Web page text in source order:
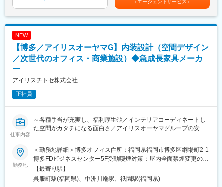
自宅から離れた場所で勤務する社員に最大限の支援を用意してい
・育児・介護等のご事情により、転勤免除制度が適用できます。
（例：お子様が中学生に上がる迄、2人目以降も適用可）
・お客様との打ち合わせ、ヒアリング（営業との同行）、デザイ
オフィス／教育施設／福祉施設等
こと
・新しい働き方を実現するための商品起案を行えること
■アイリスチトセについて：
コロナ禍により働く環境・学ぶ環境が大きく変わり、働くニーズ
を中心に、学校や公共施設の空間デザインを行っております。ス
ピード感をもって新しいことにチャレンジする。そんな社風の会
社です。変化し成長し続けることにやりがいをもって取り組める
仲間を募集しています。
た表記です。
（エージェントサービス）
NEW
【博多／アイリスオーヤマG】内装設計（空間デザイン
／次世代のオフィス・商業施設）◆急成長家具メーカ
ー
アイリスチトセ株式会社
正社員
仕事内容
～各種手当が充実し、福利厚生◎／インテリアコーディネートし
た空間がカタチになる面白さ／アイリスオーヤマグループの安定
■業務概要：
オフィス・学校・福祉施設・公共施設向け家具の総合メーカーに
おいて、空間デザイン（内装工事含む）をご担当いただきます。
勤務地
＜勤務地詳細＞博多オフィス住所：福岡県福岡市博多区綱場町2‐1
博多FDビジネスセンター5F受動喫煙対策：屋内全面禁煙変更の範
囲：会社の定める事業所
【最寄り駅】
呉服町駅(福岡県)、中洲川端駅、祇園駅(福岡県)